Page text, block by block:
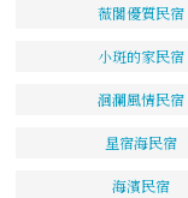
薇閣優質民宿
小斑的家民宿
洄瀾風情民宿
星宿海民宿
海濱民宿